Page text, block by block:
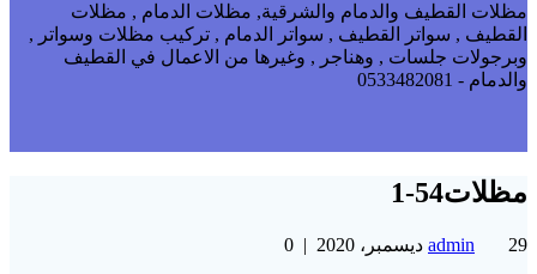
مظلات القطيف والدمام والشرقية, مظلات الدمام , مظلات
القطيف , سواتر القطيف , سواتر الدمام , تركيب مظلات وسواتر ,
وبرجولات جلسات , وهناجر , وغيرها من الاعمال في القطيف
والدمام - 0533482081
مظلات54-1
admin 29 ديسمبر، 2020 |
0